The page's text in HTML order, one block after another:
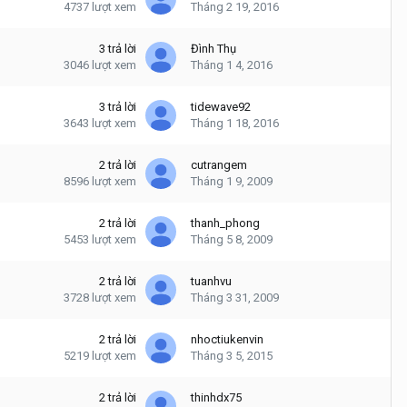
4737 lượt xem Tháng 2 19, 2016
3 trả lời
3046 lượt xem
Đình Thụ
Tháng 1 4, 2016
3 trả lời
3643 lượt xem
tidewave92
Tháng 1 18, 2016
2 trả lời
8596 lượt xem
cutrangem
Tháng 1 9, 2009
2 trả lời
5453 lượt xem
thanh_phong
Tháng 5 8, 2009
2 trả lời
3728 lượt xem
tuanhvu
Tháng 3 31, 2009
2 trả lời
5219 lượt xem
nhoctiukenvin
Tháng 3 5, 2015
2 trả lời thinhdx75